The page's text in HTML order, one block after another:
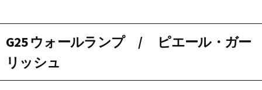
G25 ウォールランプ / ピエール・ガー
リッシュ